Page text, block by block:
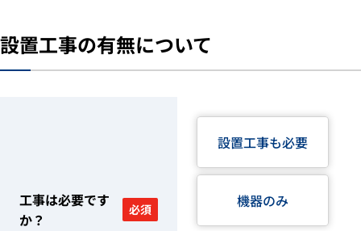
設置工事の有無について
工事は必要です
か？
必須
設置工事も必要
機器のみ